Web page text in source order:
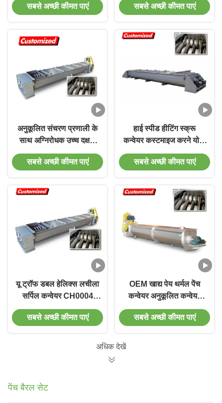
सबसे अच्छी कीमत पाएं
सबसे अच्छी कीमत पाएं
अनुकूलित संचरण प्रणाली के
साथ अग्निरोधक उच्च दक्षता
थर्मल पेंच कन्वेयर
सबसे अच्छी कीमत पाएं
हाई स्पीड हीटिंग स्क्रू
कन्वेयर कस्टमाइज करने योग्य
इलेक्ट्रिकली हीटेड स्क्रू
कन्वेयर
सबसे अच्छी कीमत पाएं
यू ट्रॉफ डबल हेलिक्स लचीला
सर्पिल कन्वेयर CH0004
वैकल्पिक शीतलन या हीटिंग के
लिए
सबसे अच्छी कीमत पाएं
OEM खाद्य पेय थर्मल पेंच
कन्वेयर अनुकूलित कन्वेयर
प्रणाली के साथ
सबसे अच्छी कीमत पाएं
अधिक देखें
पेंच बैरल सेट